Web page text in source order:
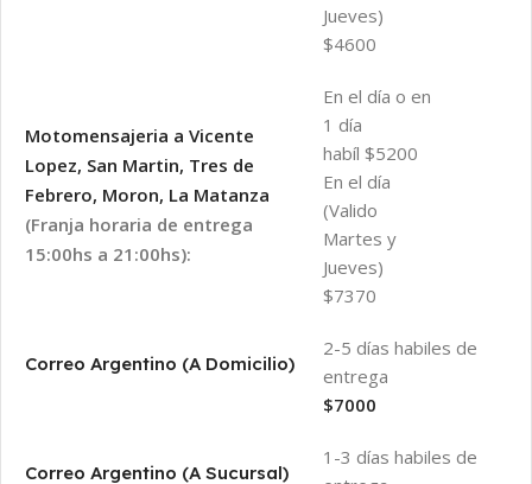
Jueves)
$4600
Motomensajeria a Vicente
Lopez, San Martin, Tres de
Febrero, Moron, La Matanza
(Franja horaria de entrega
15:00hs a 21:00hs):
En el día o en
1 día
habíl $5200
En el día
(Valido
Martes y
Jueves)
$7370
Correo Argentino (A Domicilio)
2-5 días habiles de
entrega
$7000
Correo Argentino (A Sucursal)
1-3 días habiles de